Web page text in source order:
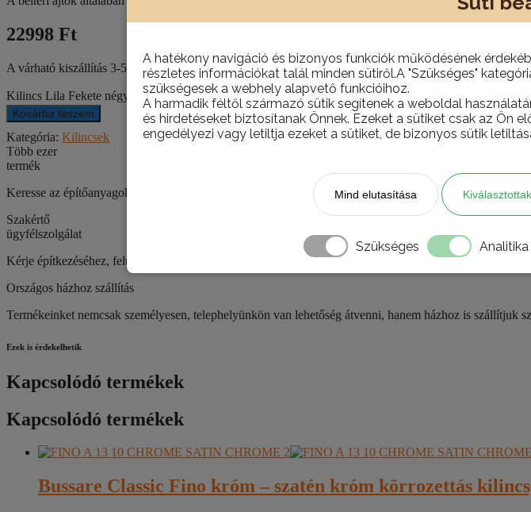
A hatékony navigáció és bizonyos funkciók működésének
részletes információkat talál minden sütiről.A "Szükséges"
szükségesek a webhely alapvető funkcióihoz.
A harmadik féltől származó sütik segítenek a weboldal
és hirdetéseket biztosítanak Önnek. Ezeket a sütiket csak az Ön
engedélyezi vagy letiltja ezeket a sütiket, de bizonyos sütik
Mind elutasítása
Szükséges Analitika
22998 Ft
A várható kiszállítás 3-5 munkanap.
Kilincs Lila Fekete négyzetrozettás mennyiség
Kosárba teszem
Kategória: Kilincsek
Több ezer
termék
Keresse az építőanyagokat, csempéket, szanitereket, barkácstermékeket webáruházunkban és
Szakértő
ügyfélszolgálat
Kérje építkezéséhez, felújításához szaktanácsadóink segítségét!
Országos házhoz szállítás
Termékeinket nemcsak személyesen, telephelyünkön van lehetőség átvenni, hanem házhoz is szállítjuk
Ezek is érdekelhetik
Kapcsolódó termékek
Kapcsolódó termékek
Bussare Classic Fino króm – szatén króm körrozettás